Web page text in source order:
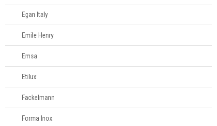
Conosco
61
996581061
61
996588122
Egan Italy
Emile Henry
Emsa
Etilux
Fackelmann
Forma Inox